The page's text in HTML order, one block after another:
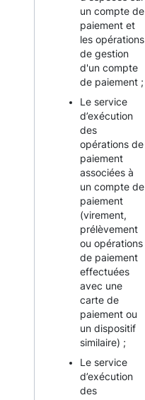
un compte de
paiement et
les opérations
de gestion
d'un compte
de paiement ;
Le service
d’exécution
des
opérations de
paiement
associées à
un compte de
paiement
(virement,
prélèvement
ou opérations
de paiement
effectuées
avec une
carte de
paiement ou
un dispositif
similaire) ;
Le service
d’exécution
des